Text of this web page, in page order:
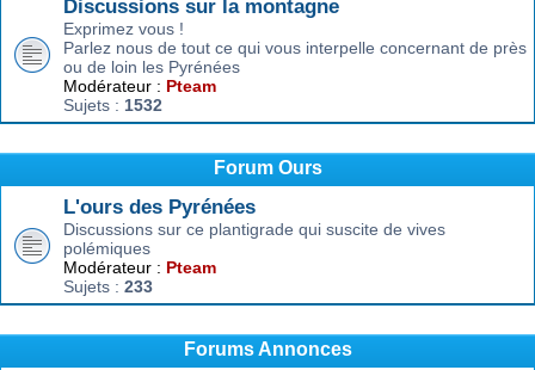
Discussions sur la montagne
Exprimez vous !
Parlez nous de tout ce qui vous interpelle concernant de près
ou de loin les Pyrénées
Modérateur : Pteam
Sujets : 1532
Forum Ours
L'ours des Pyrénées
Discussions sur ce plantigrade qui suscite de vives
polémiques
Modérateur : Pteam
Sujets : 233
Forums Annonces